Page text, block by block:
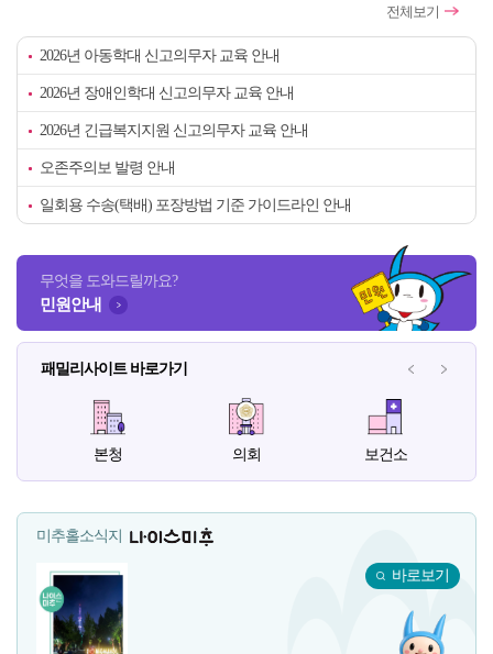
2026년 아동학대 신고의무자 교육 안내
2026년 장애인학대 신고의무자 교육 안내
2026년 긴급복지지원 신고의무자 교육 안내
오존주의보 발령 안내
일회용 수송(택배) 포장방법 기준 가이드라인 안내
전체보기
무엇을 도와드릴까요?
민원안내
패밀리사이트 바로가기 패밀리사
본청 의회 보건소
미추홀소식지
바로보기